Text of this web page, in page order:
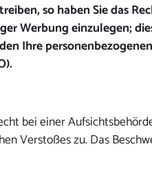
so haben Sie das
Werbung einzulegen;
Ihre
bei einer
Verstoßes zu. Das